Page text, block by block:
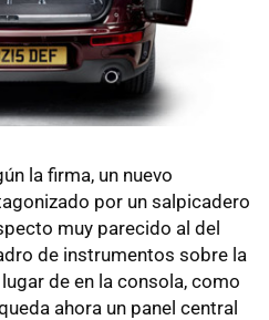
la firma, un nuevo
por un salpicadero
muy parecido al del
de instrumentos sobre la
de en la consola, como
ahora un panel central